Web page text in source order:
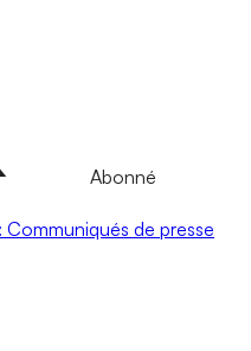
Abonné
Communiqués de presse